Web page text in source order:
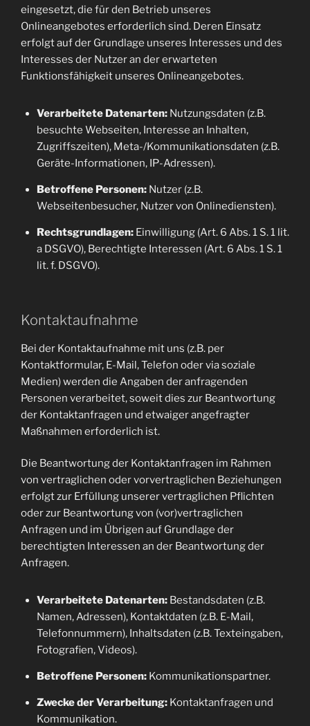
eingesetzt, die für den Betrieb unseres
Onlineangebotes erforderlich sind. Deren Einsatz
erfolgt auf der Grundlage unseres Interesses und des
Interesses der Nutzer an der erwarteten
Funktionsfähigkeit unseres Onlineangebotes.
Verarbeitete Datenarten:Nutzungsdaten (z.B.
besuchte Webseiten, Interesse an Inhalten,
Zugriffszeiten), Meta-/Kommunikationsdaten (z.B.
Geräte-Informationen, IP-Adressen).
Betroffene Personen:Nutzer (z.B.
Webseitenbesucher, Nutzer von Onlinediensten).
Rechtsgrundlagen:Einwilligung (Art. 6 Abs. 1 S. 1 lit.
a DSGVO), Berechtigte Interessen (Art. 6 Abs. 1 S. 1
lit. f. DSGVO).
Kontaktaufnahme
Bei der Kontaktaufnahme mit uns (z.B. per
Kontaktformular, E-Mail, Telefon oder via soziale
Medien) werden die Angaben der anfragenden
Personen verarbeitet, soweit dies zur Beantwortung
der Kontaktanfragen und etwaiger angefragter
Maßnahmen erforderlich ist.
Die Beantwortung der Kontaktanfragen im Rahmen
von vertraglichen oder vorvertraglichen Beziehungen
erfolgt zur Erfüllung unserer vertraglichen Pflichten
oder zur Beantwortung von (vor)vertraglichen
Anfragen und im Übrigen auf Grundlage der
berechtigten Interessen an der Beantwortung der
Anfragen.
Verarbeitete Datenarten:Bestandsdaten (z.B.
Namen, Adressen), Kontaktdaten (z.B. E-Mail,
Telefonnummern), Inhaltsdaten (z.B. Texteingaben,
Fotografien, Videos).
Betroffene Personen:Kommunikationspartner.
Zwecke der Verarbeitung:Kontaktanfragen und
Kommunikation.